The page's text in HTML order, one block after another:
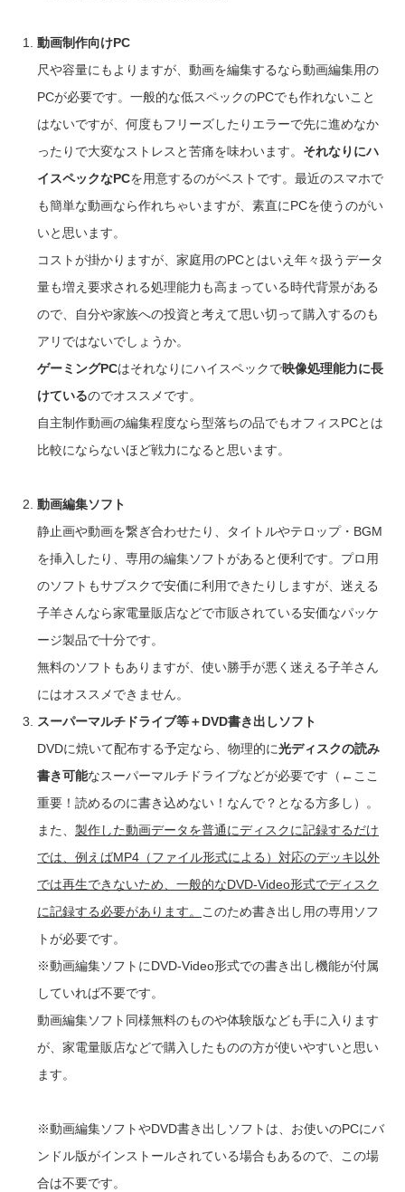
動画制作向けPC
尺や容量にもよりますが、動画を編集するなら動画編集用の
PCが必要です。一般的な低スペックのPCでも作れないこと
はないですが、何度もフリーズしたりエラーで先に進めなか
ったりで大変なストレスと苦痛を味わいます。 それなりにハ
イスペックなPCを用意するのがベストです。最近のスマホで
も簡単な動画なら作れちゃいますが、素直にPCを使うのがい
いと思います。
コストが掛かりますが、家庭用のPCとはいえ年々扱うデータ
量も増え要求される処理能力も高まっている時代背景がある
ので、自分や家族への投資と考えて思い切って購入するのも
アリではないでしょうか。
ゲーミングPCはそれなりにハイスペックで映像処理能力に長
けているのでオススメです。
自主制作動画の編集程度なら型落ちの品でもオフィスPCとは
比較にならないほど戦力になると思います。
動画編集ソフト
静止画や動画を繋ぎ合わせたり、タイトルやテロップ・BGM
を挿入したり、専用の編集ソフトがあると便利です。プロ用
のソフトもサブスクで安価に利用できたりしますが、迷える
子羊さんなら家電量販店などで市販されている安価なパッケ
ージ製品で十分です。
無料のソフトもありますが、使い勝手が悪く迷える子羊さん
にはオススメできません。
スーパーマルチドライブ等＋DVD書き出しソフト
DVDに焼いて配布する予定なら、物理的に光ディスクの読み
書き可能なスーパーマルチドライブなどが必要です（←ここ
重要！読めるのに書き込めない！なんで？となる方多し）。
また、 製作した動画データを普通にディスクに記録するだけ
では、例えばMP4（ファイル形式による）対応のデッキ以外
では再生できないため、一般的なDVD-Video形式でディスク
に記録する必要があります。
このため書き出し用の専用ソフ
トが必要です。
※動画編集ソフトにDVD-Video形式での書き出し機能が付属
していれば不要です。
動画編集ソフト同様無料のものや体験版なども手に入ります
が、家電量販店などで購入したものの方が使いやすいと思い
ます。
※動画編集ソフトやDVD書き出しソフトは、お使いのPCにバ
ンドル版がインストールされている場合もあるので、この場
合は不要です。